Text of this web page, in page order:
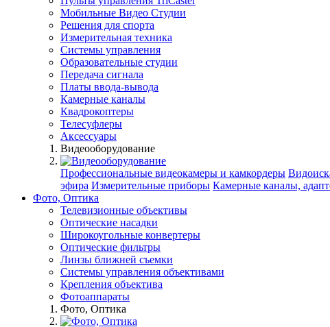
Мобильные Видео Студии
Решения для спорта
Измерительная техника
Системы управления
Образовательные студии
Передача сигнала
Платы ввода-вывода
Камерные каналы
Квадрокоптеры
Телесуфлеры
Аксессуары
Видеооборудование
Профессиональные видеокамеры и камкордеры
эфира Измерительные приборы Камерные каналы,
Фото, Оптика
Телевизионные объективы
Оптические насадки
Широкоугольные конвертеры
Оптические фильтры
Линзы ближней съемки
Системы управления объективами
Крепления объектива
Фотоаппараты
Фото, Оптика